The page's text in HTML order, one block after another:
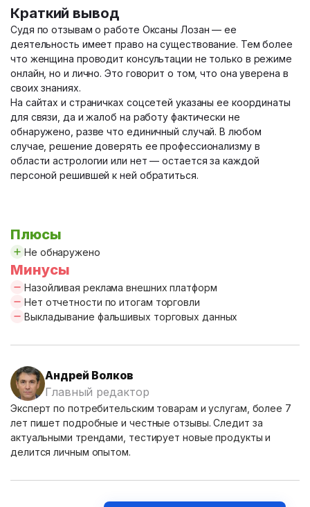
Краткий вывод
Судя по отзывам о работе Оксаны Лозан — ее
деятельность имеет право на существование. Тем более
что женщина проводит консультации не только в режиме
онлайн, но и лично. Это говорит о том, что она уверена в
своих знаниях.
На сайтах и страничках соцсетей указаны ее координаты
для связи, да и жалоб на работу фактически не
обнаружено, разве что единичный случай. В любом
случае, решение доверять ее профессионализму в
области астрологии или нет — остается за каждой
персоной решившей к ней обратиться.
Плюсы
Не обнаружено
Минусы
Назойливая реклама внешних платформ
Нет отчетности по итогам торговли
Выкладывание фальшивых торговых данных
Андрей Волков
Главный редактор
Эксперт по потребительским товарам и услугам, более 7
лет пишет подробные и честные отзывы. Следит за
актуальными трендами, тестирует новые продукты и
делится личным опытом.